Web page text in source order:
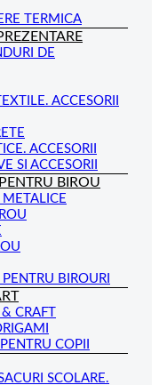
TERMICA
DE
ACCESORII
ACCESORII
SI ACCESORII
BIROU
METALICE
BIROURI
CRAFT
COPII
SCOLARE.